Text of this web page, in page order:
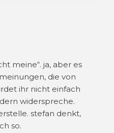
meine“. ja, aber es
die von
ihr nicht einfach
widerspreche.
stefan denkt,
so.